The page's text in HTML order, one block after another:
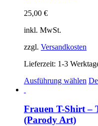
25,00 €
inkl. MwSt.
zzgl. Versandkosten
Lieferzeit: 1-3
Ausführung wählen
Frauen T-Shirt –
(Parody Art)